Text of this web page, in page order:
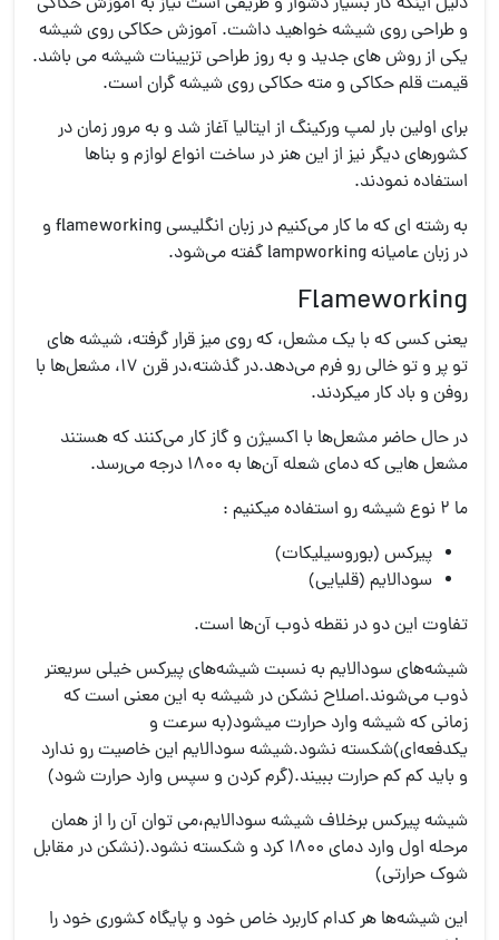
و طراحی روی شیشه خواهید داشت. آموزش حکاکی روی شیشه
یکی از روش های جدید و به روز طراحی تزیینات شیشه می باشد.
قیمت قلم حکاکی و مته حکاکی روی شیشه گران است.
برای اولین بار لمپ ورکینگ از ایتالیا آغاز شد و به مرور زمان در
کشورهای دیگر نیز از این هنر در ساخت انواع لوازم و بناها
استفاده نمودند.
به رشته ای که ما کار می‌کنیم در زبان انگلیسی flameworking و
در زبان عامیانه lampworking گفته می‌شود.
Flameworking
یعنی کسی که با یک مشعل، که روی میز قرار گرفته، شیشه های
تو پر و تو خالی رو فرم می‌‌دهد.در گذشته،در قرن ۱۷، مشعل‌ها با
روفن و باد کار میکردند.
در حال حاضر مشعل‌ها با اکسیژن و گاز کار می‌کنند که هستند
مشعل هایی که دمای شعله آن‌ها به ۱۸۰۰ درجه می‌رسد.
ما ۲ نوع شیشه رو استفاده میکنیم :
پیرکس (بوروسیلیکات)
سودالایم (قلیایی)
تفاوت این دو در نقطه ذوب آن‌ها است.
شیشه‌های سودالایم به نسبت شیشه‌های پیرکس خیلی سریعتر
ذوب می‌شوند.اصلاح نشکن در شیشه به این معنی است که
زمانی که شیشه وارد حرارت میشود(به سرعت و
یکدفعه‌ای)شکسته نشود.شیشه سودالایم این خاصیت رو ندارد
و باید کم کم حرارت ببیند.(گرم کردن و سپس وارد حرارت شود)
شیشه پیرکس برخلاف شیشه سودالایم،می توان آن را از همان
مرحله اول وارد دمای ۱۸۰۰ کرد و شکسته نشود.(نشکن در مقابل
شوک حرارتی)
این شیشه‌ها هر کدام کاربرد خاص خود و پایگاه کشوری خود را